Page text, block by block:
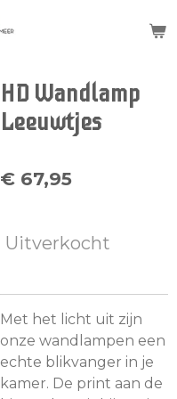
HD Wandlamp
Leeuwtjes
€ 67,95
Uitverkocht
Met het licht uit zijn
onze wandlampen een
echte blikvanger in je
kamer. De print aan de